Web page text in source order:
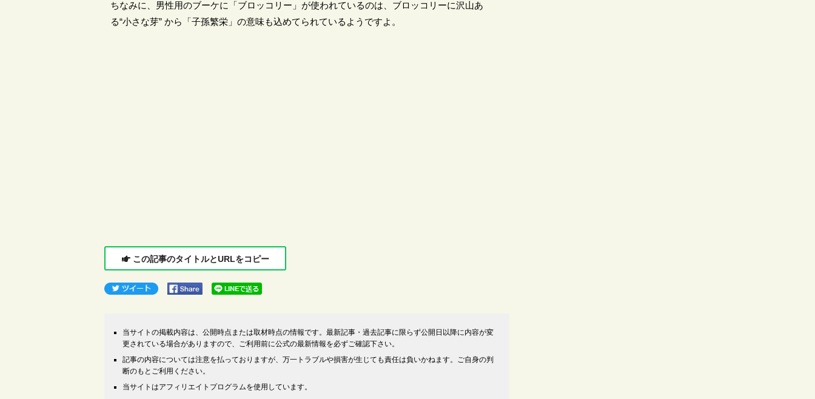
ちなみに、男性用のブーケに「ブロッコリー」が使われているのは、ブロッコリーに沢山あ
る“小さな芽” から「子孫繁栄」の意味も込めてられているようですよ。
この記事のタイトルとURLをコピー
当サイトの掲載内容は、公開時点または取材時点の情報です。最新記事・過去記事に限らず公開日以降に内容が変
更されている場合がありますので、ご利用前に公式の最新情報を必ずご確認下さい。
記事の内容については注意を払っておりますが、万一トラブルや損害が生じても責任は負いかねます。ご自身の判
断のもとご利用ください。
当サイトはアフィリエイトプログラムを使用しています。